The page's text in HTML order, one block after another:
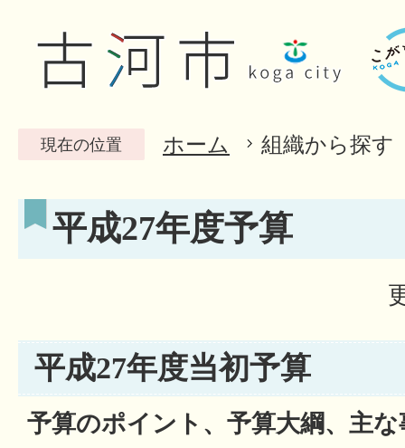
現在の位置 ホーム 組織から探す
平成27年度予算
平成27年度当初予算
予算のポイント、予算大綱、主